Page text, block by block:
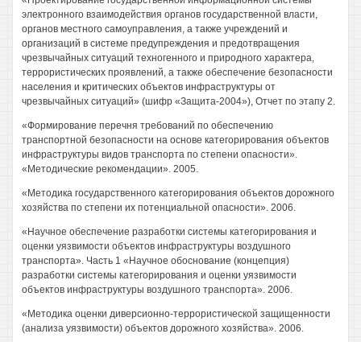
электронного взаимодействия органов государственной власти,
органов местного самоуправления, а также учреждений и
организаций в системе предупреждения и предотвращения
чрезвычайных ситуаций техногенного и природного характера,
террористических проявлений, а также обеспечение безопасности
населения и критических объектов инфраструктуры от
чрезвычайных ситуаций» (шифр «Защита-2004»), Отчет по этапу 2.
«Формирование перечня требований по обеспечению
транспортной безопасности на основе категорирования объектов
инфраструктуры видов транспорта по степени опасности».
«Методические рекомендации». 2005.
«Методика государственного категорирования объектов дорожного
хозяйства по степени их потенциальной опасности». 2006.
«Научное обеспечение разработки системы категорирования и
оценки уязвимости объектов инфраструктуры воздушного
транспорта». Часть 1 «Научное обоснование (концепция)
разработки системы категорирования и оценки уязвимости
объектов инфраструктуры воздушного транспорта». 2006.
«Методика оценки диверсионно-террористической защищенности
(анализа уязвимости) объектов дорожного хозяйства». 2006.